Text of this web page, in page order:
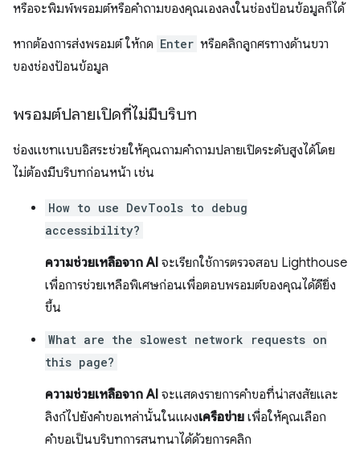
หรือจะพิมพ์พรอมต์หรือคำถามของคุณเองลงในช่องป้อนข้อมูลก็ได้
หากต้องการส่งพรอมต์ ให้กด Enter หรือคลิกลูกศรทางด้านขวา
ของช่องป้อนข้อมูล
พรอมต์ปลายเปิดที่ไม่มีบริบท
ช่องแชทแบบอิสระช่วยให้คุณถามคำถามปลายเปิดระดับสูงได้โดย
ไม่ต้องมีบริบทก่อนหน้า เช่น
How to use DevTools to debug
accessibility?
ความช่วยเหลือจาก AI จะเรียกใช้การตรวจสอบ Lighthouse
เพื่อการช่วยเหลือพิเศษก่อนเพื่อตอบพรอมต์ของคุณได้ดียิ่ง
ขึ้น
What are the slowest network requests on
this page?
ความช่วยเหลือจาก AI จะแสดงรายการคำขอที่น่าสงสัยและ
ลิงก์ไปยังคำขอเหล่านั้นในแผงเครือข่าย เพื่อให้คุณเลือก
คำขอเป็นบริบทการสนทนาได้ด้วยการคลิก